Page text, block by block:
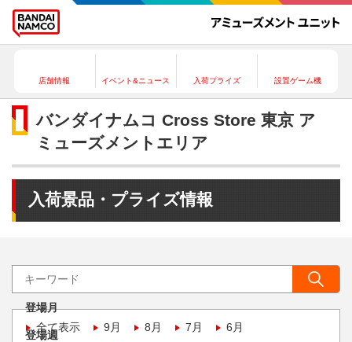
店舗情報 イベント&ニュース 入荷プライズ 設置ゲーム機
バンダイナムコ Cross Store 東京 ア
ミューズメントエリア
入荷景品・プライズ情報
登場月
全て表示
9月 8月 7月 6月
登場週